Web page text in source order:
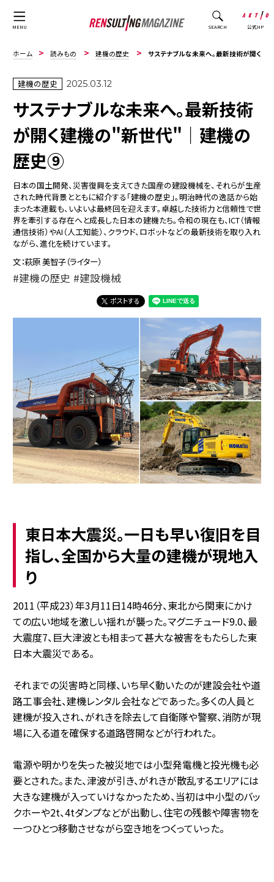
MENU SEARCH 公式HP
ホーム 読みもの 建機の歴史 サステナブルな未来へ。最新技術が開く建機の"新世代"｜建機の歴史⑨
建機の歴史 2025.03.12
サステナブルな未来へ。最新技術
が開く建機の"新世代"｜建機の
歴史⑨
日本の国土開発、災害復興を支えてきた国産の建設機械を、それらが生産
された時代背景とともに紹介する「建機の歴史」。明治時代の逸話から始
まった本連載も、いよいよ最終回を迎えます。卓越した技術力と信頼性で世
界を牽引する存在へと成長した日本の建機たち。令和の現在も、ICT（情報
通信技術）やAI（人工知能）、クラウド、ロボットなどの最新技術を取り入れ
ながら、進化を続けています。
文：萩原 美智子（ライター）
建機の歴史 建設機械
ポストする
東日本大震災。一日も早い復旧を目
指し、全国から大量の建機が現地入
り
2011（平成23）年3月11日14時46分、東北から関東にかけ
ての広い地域を激しい揺れが襲った。マグニチュード9.0、最
大震度7、巨大津波とも相まって甚大な被害をもたらした東
日本大震災である。
それまでの災害時と同様、いち早く動いたのが建設会社や道
路工事会社、建機レンタル会社などであった。多くの人員と
建機が投入され、がれきを除去して自衛隊や警察、消防が現
場に入る道を確保する道路啓開などが行われた。
電源や明かりを失った被災地では小型発電機と投光機も必
要とされた。また、津波が引き、がれきが散乱するエリアには
大きな建機が入っていけなかったため、当初は中小型のバッ
クホーや2t、4tダンプなどが出動し、住宅の残骸や障害物を
一つひとつ移動させながら空き地をつくっていった。